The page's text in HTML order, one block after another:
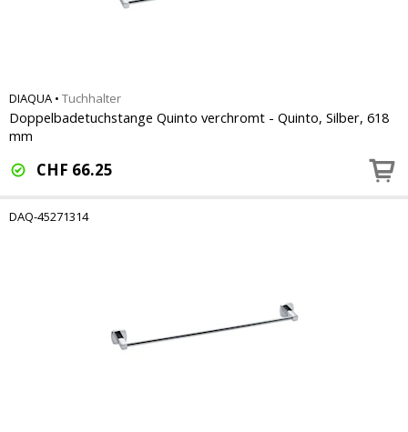
DIAQUA • Tuchhalter
Doppelbadetuchstange Quinto verchromt - Quinto, Silber, 618
mm
CHF 66.25
DAQ-45271314